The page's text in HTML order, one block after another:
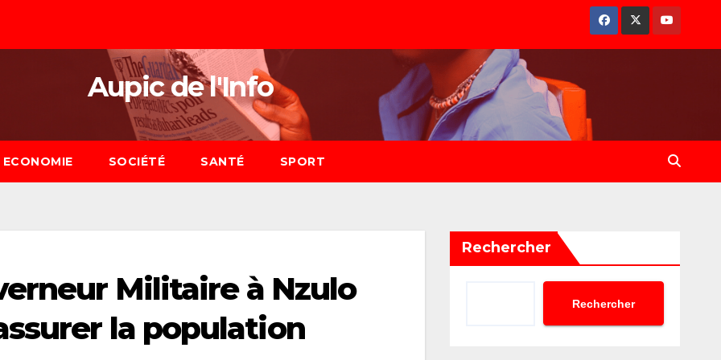
Aupic de l'Info
ECONOMIE SOCIÉTÉ SANTÉ SPORT
Militaire à Nzulo
la population
Rechercher
Rechercher